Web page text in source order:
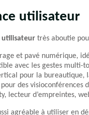
utilisateur
utilisateur très aboutie
et pavé numérique,
avec les gestes multi-
pour la
pour des visioconférences
lecteur d’empreintes,
agréable à utiliser en